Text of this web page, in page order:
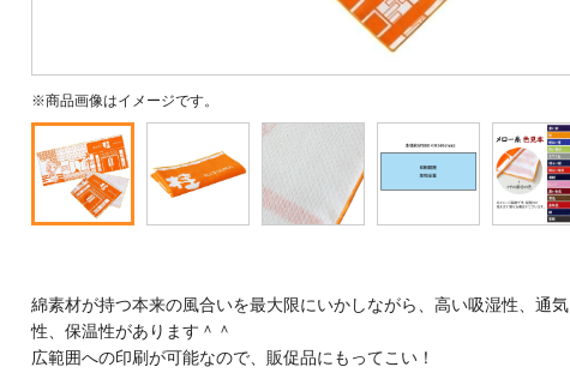
※商品画像はイメージです。
綿素材が持つ本来の風合いを最大限にいかしながら、高い吸湿性、通気
性、保温性があります＾＾
広範囲への印刷が可能なので、販促品にもってこい！